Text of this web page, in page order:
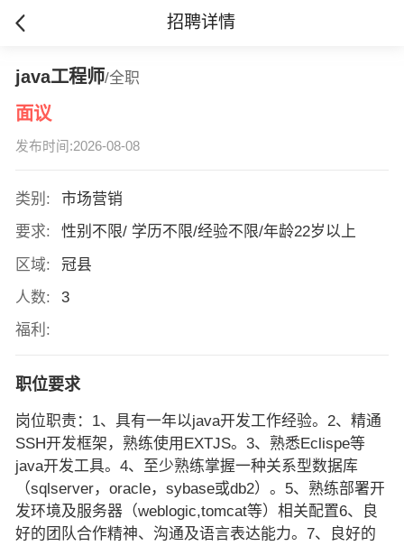
招聘详情
java工程师/全职
面议
发布时间:2026-08-08
类别:
市场营销
要求:
性别不限/ 学历不限/经验不限/年龄22岁以上
区域:
冠县
人数:
3
福利:
职位要求
岗位职责：1、具有一年以java开发工作经验。2、精通
SSH开发框架，熟练使用EXTJS。3、熟悉Eclispe等
java开发工具。4、至少熟练掌握一种关系型数据库
（sqlserver，oracle，sybase或db2）。5、熟练部署开
发环境及服务器（weblogic,tomcat等）相关配置6、良
好的团队合作精神、沟通及语言表达能力。7、良好的